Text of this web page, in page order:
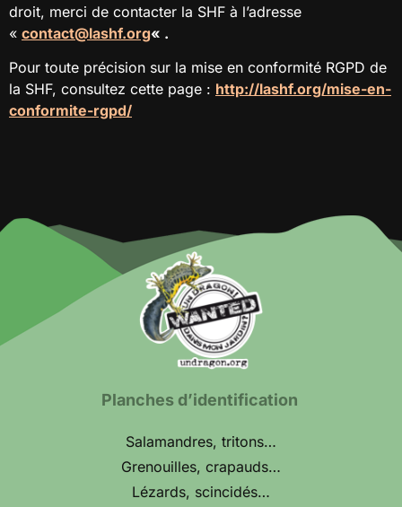
droit, merci de contacter la SHF à l’adresse
« contact@lashf.org« .
Pour toute précision sur la mise en conformité RGPD de
la SHF, consultez cette page : http://lashf.org/mise-en-
conformite-rgpd/
Planches d’identification
Salamandres, tritons…
Grenouilles, crapauds…
Lézards, scincidés…